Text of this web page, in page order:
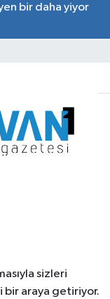
bir daha yiyor
sizleri
bir araya getiriyor.